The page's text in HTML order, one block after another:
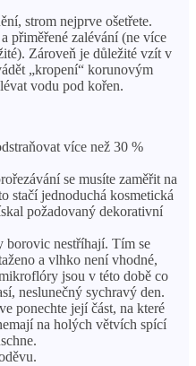
strom nejprve ošetřete.
přiměřené zalévání (ne více
Zároveň je důležité vzít v
„kropení“ korunovým
vodu pod kořen.
více než 30 %
se musíte zaměřit na
stačí jednoduchá kosmetická
požadovaný dekorativní
borovic nestříhají. Tím se
a vlhko není vhodné,
jsou v této době co
neslunečný sychravý den.
ponechte její část, na které
na holých větvích spící